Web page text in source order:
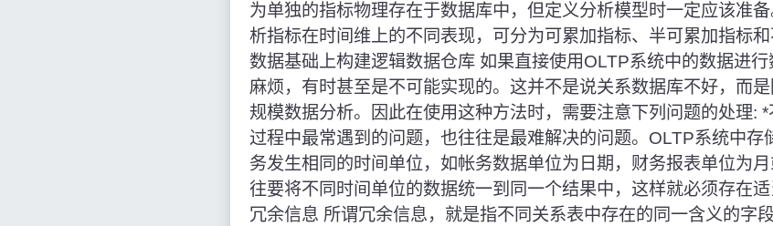
为单独的指标物理存在于数据库中，但定义分析模型时一定应该准
析指标在时间维上的不同表现，可分为可累加指标、半可累加指标
数据基础上构建逻辑数据仓库 如果直接使用OLTP系统中的数据进
麻烦，有时甚至是不可能实现的。这并不是说关系数据库不好，而
规模数据分析。因此在使用这种方法时，需要注意下列问题的处理:
过程中最常遇到的问题，也往往是最难解决的问题。OLTP系统中存
务发生相同的时间单位，如帐务数据单位为日期，财务报表单位为
往要将不同时间单位的数据统一到同一个结果中，这样就必须存在
冗余信息 所谓冗余信息，就是指不同关系表中存在的同一含义的字